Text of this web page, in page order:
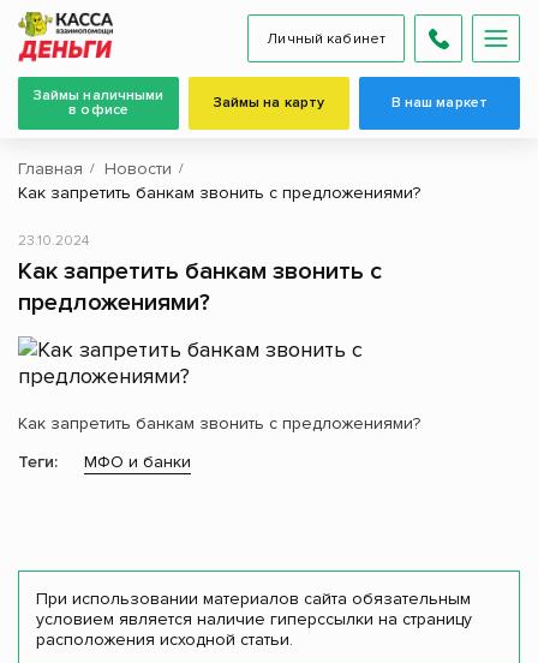
Личный кабинет
Займы наличными
в офисе
Займы на карту В наш маркет
Главная
Новости
Как запретить банкам звонить с предложениями?
Как запретить банкам звонить с
предложениями?
23.10.2024
Как запретить банкам звонить с предложениями?
Теги:
МФО и банки
При использовании материалов сайта обязательным
условием является наличие гиперссылки на страницу
расположения исходной статьи.